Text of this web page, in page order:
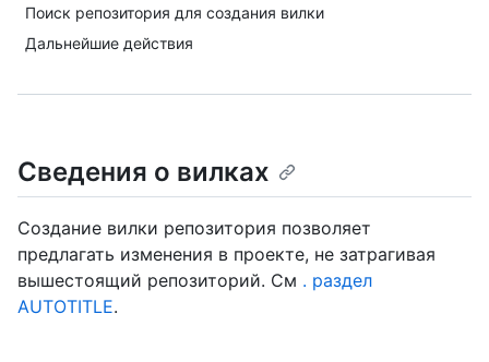
Поиск репозитория для создания вилки
Дальнейшие действия
Сведения о вилках
Создание вилки репозитория позволяет
предлагать изменения в проекте, не затрагивая
вышестоящий репозиторий. См . раздел
AUTOTITLE.